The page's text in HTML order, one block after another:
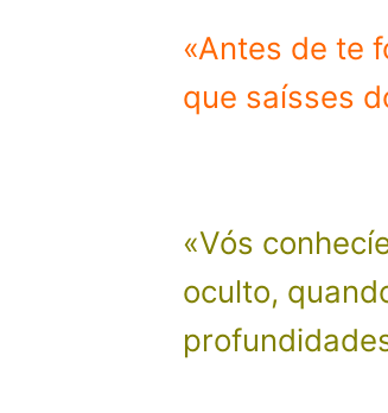
«Antes de te
que saísses
«Vós
oculto,